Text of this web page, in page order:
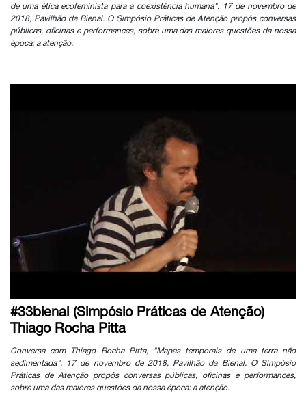
de uma ética ecofeminista para a coexistência humana". 17 de novembro de
2018, Pavilhão da Bienal. O Simpósio Práticas de Atenção propôs conversas
públicas, oficinas e performances, sobre uma das maiores questões da nossa
época: a atenção.
#33bienal (Simpósio Práticas de Atenção)
Thiago Rocha Pitta
Conversa com Thiago Rocha Pitta, "Mapas temporais de uma terra não
sedimentada". 17 de novembro de 2018, Pavilhão da Bienal. O Simpósio
Práticas de Atenção propôs conversas públicas, oficinas e performances,
sobre uma das maiores questões da nossa época: a atenção.